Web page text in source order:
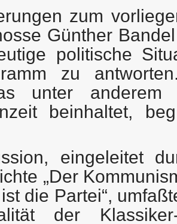
zum
Günther
politische
zu
unter anderem
beinhaltet,
eingeleitet
„Der
die Partei“,
der